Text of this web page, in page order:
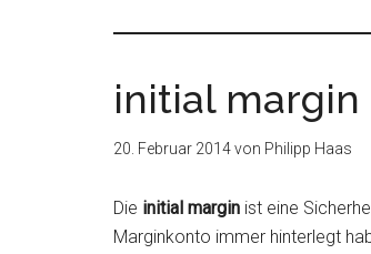
initial margin
20. Februar 2014von Philipp Haas
Die initial margin ist eine
Marginkonto immer hinterlegt